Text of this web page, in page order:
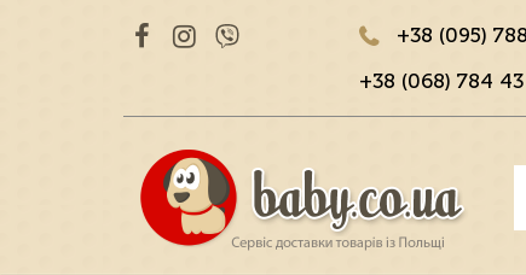
+38 (095)
+38 (068) 784